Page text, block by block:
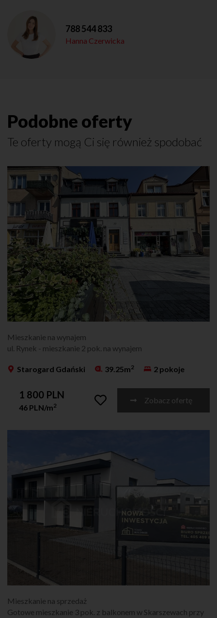
788 544 833
Hanna Czerwicka
Podobne oferty
Te oferty mogą Ci się również spodobać
Mieszkanie na wynajem
ul. Rynek - mieszkanie 2 pok. na wynajem
Starogard Gdański 39.25m2 2 pokoje
1 800 PLN
46 PLN/m2
Zobacz ofertę
Mieszkanie na sprzedaż
Gotowe mieszkanie 3 pok. z balkonem w Skarszewach przy